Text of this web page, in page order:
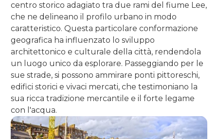
centro storico adagiato tra due rami del fiume Lee,
che ne delineano il profilo urbano in modo
caratteristico. Questa particolare conformazione
geografica ha influenzato lo sviluppo
architettonico e culturale della città, rendendola
un luogo unico da esplorare. Passeggiando per le
sue strade, si possono ammirare ponti pittoreschi,
edifici storici e vivaci mercati, che testimoniano la
sua ricca tradizione mercantile e il forte legame
con l'acqua.